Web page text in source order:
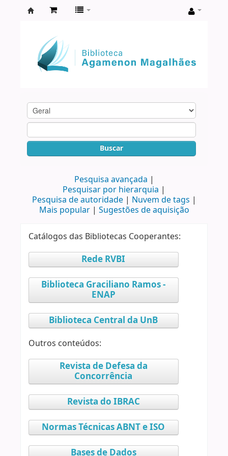
Agamenon
Magalhães
Buscar
Pesquisa avançada
Pesquisar por hierarquia
Pesquisa de autoridade
Nuvem de tags
Mais popular
Sugestões de aquisição
Catálogos das Bibliotecas Cooperantes:
Rede RVBI
Biblioteca Graciliano Ramos -
ENAP
Biblioteca Central da UnB
Outros conteúdos:
Revista de Defesa da
Concorrência
Revista do IBRAC
Normas Técnicas ABNT e ISO
Bases de Dados